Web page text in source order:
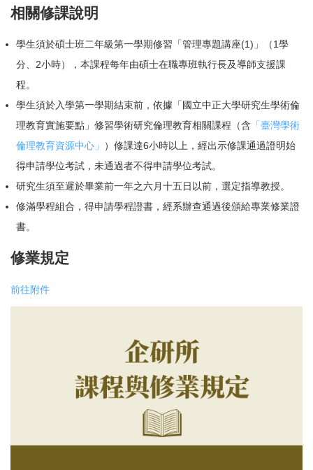
相關修課說明
學生須於碩士班二年級第一學期修習「管理專題講座(1)」（1學
分、2小時），本課程每年由碩士在職專班執行長及導師支援課
程。
學生須於入學第一學期結束前，依據「國立中正大學研究生學術倫
理教育實施要點」修習學術研究倫理教育相關課程（含 「臺灣學術
倫理教育資源中心」
）修課達6小時以上，經出示修課通過證明始
得申請學位考試，未通過者不得申請學位考試。
研究生須至遲於畢業前一年之六月十五日以前，選定指導教授。
修滿學程組合，得申請學程證書，經系辦查通過後頒給專業修業證
書。
修業規定
前往附件